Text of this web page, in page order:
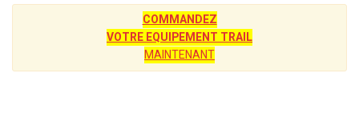
COMMANDEZ
VOTRE EQUIPEMENT TRAIL
MAINTENANT